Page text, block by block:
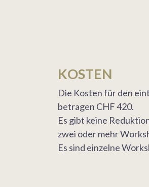
KOSTEN
Die Kosten für den
betragen CHF 420.
Es gibt keine
zwei oder mehr
Es sind einzelne